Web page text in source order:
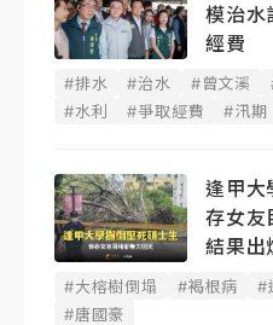
模治
經費
#排水 #治水 #曾文溪
#水利
#爭取經費 #汛期
逢甲
存女友
結果出
#大榕樹倒塌 #褐根病 #
#唐國豪